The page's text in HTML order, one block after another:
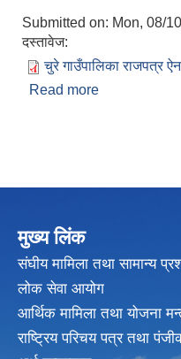
Submitted on: Mon, 08/
दस्तावेज:
चुरे गाउँपालिका राजपत्र
Read more
मुख्य लिंक
संघीय मामिला तथा सामान्य
लोक सेवा आयोग
आर्थिक मामिला तथा योजना
राष्ट्रिय परिचय पत्र तथा